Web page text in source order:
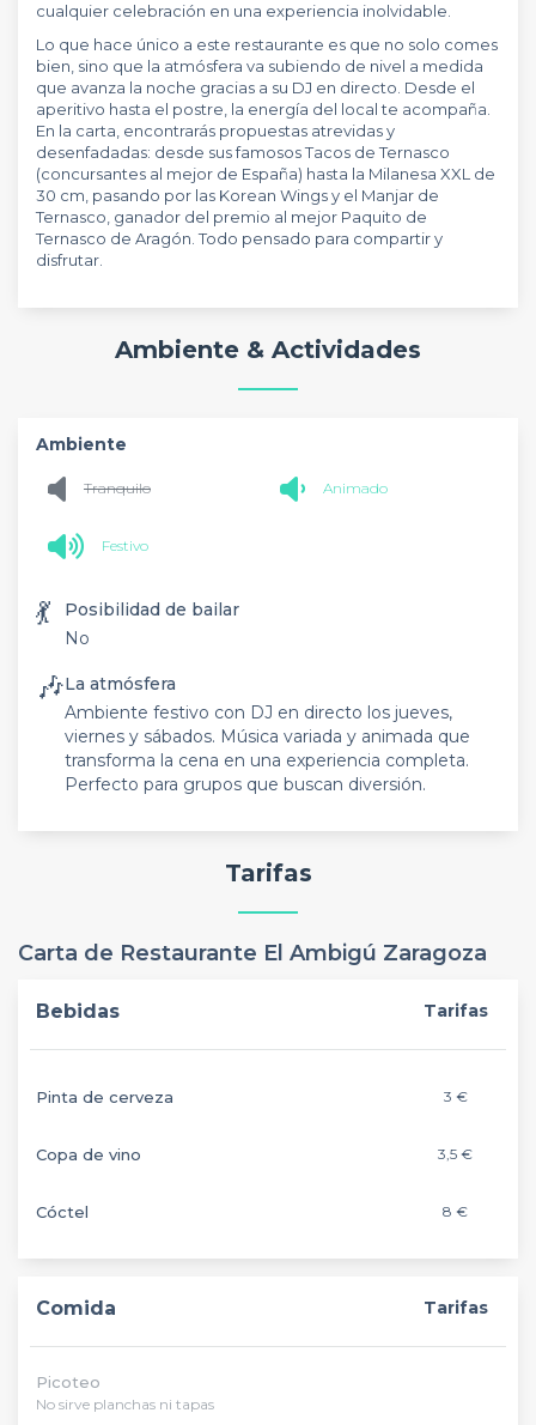
cualquier celebración en una experiencia inolvidable.
Lo que hace único a este restaurante es que no solo comes
bien, sino que la atmósfera va subiendo de nivel a medida
que avanza la noche gracias a su DJ en directo. Desde el
aperitivo hasta el postre, la energía del local te acompaña.
En la carta, encontrarás propuestas atrevidas y
desenfadadas: desde sus famosos Tacos de Ternasco
(concursantes al mejor de España) hasta la Milanesa XXL de
30 cm, pasando por las Korean Wings y el Manjar de
Ternasco, ganador del premio al mejor Paquito de
Ternasco de Aragón. Todo pensado para compartir y
disfrutar.
Ambiente & Actividades
Ambiente
Tranquilo Animado
Festivo
💃
Posibilidad de bailar
No
🎶La atmósfera
Ambiente festivo con DJ en directo los jueves,
viernes y sábados. Música variada y animada que
transforma la cena en una experiencia completa.
Perfecto para grupos que buscan diversión.
Tarifas
Carta de Restaurante El Ambigú Zaragoza
Bebidas Tarifas
Pinta de cerveza 3 €
Copa de vino 3,5 €
Cóctel 8 €
Comida Tarifas
Picoteo
No sirve planchas ni tapas